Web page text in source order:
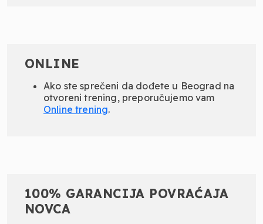
ONLINE
Ako ste sprečeni da dođete u Beograd na
otvoreni trening, preporučujemo vam
Online trening.
100% GARANCIJA POVRAĆAJA
NOVCA